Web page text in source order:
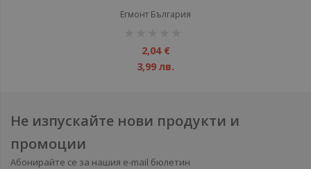
Егмонт България
2,04 €
3,99 лв.
Не изпускайте нови продукти и
промоции
Абонирайте се за нашия e-mail бюлетин